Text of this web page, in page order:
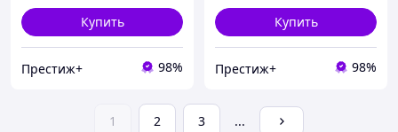
Купить
Престиж+ 98%
Купить
Престиж+ 98%
1 2 3 ...